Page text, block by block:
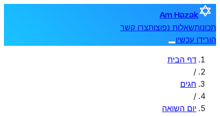
Am Hazak
תכונותשאלות נפוצותצרו קשר
הורידו עכשיו
דף הבית
/
חגים
/
יום השואה